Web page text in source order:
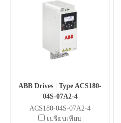
ABB Drives | Type ACS180-
04S-07A2-4
ACS180-04S-07A2-4
เปรียบเทียบ